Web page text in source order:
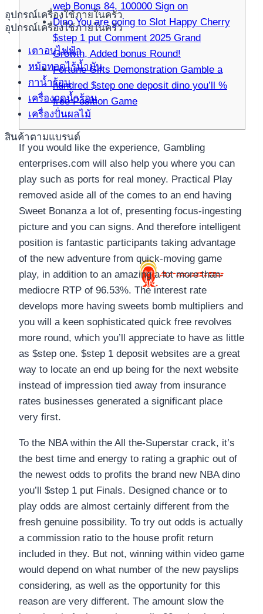
อุปกรณ์เครื่องใช้ภายในครัว
อุปกรณ์เครื่องใช้ภายในครัว
เตาอบไฟฟ้า
หม้อทอดไร้น้ำมัน
กาน้ำร้อน
เครื่องกดน้ำร้อน
เครื่องปั่นผลไม้
สินค้าตามแบรนด์
web Bonus 84, 100000 Sign on
Dino You are going to Slot Happy Cherry
$step 1 put Comment 2025 Grand
Growth, Added bonus Round!
Fortune Gifts Demonstration Gamble a
hundred $step one deposit dino you’ll %
free Position Game
If you would like the experience, Gambling
enterprises.com will also help you where you can
play such as ports for real money. Practical Play
removed aside all of the comes to an end having
Sweet Bonanza a lot of, presenting focus-ingesting
picture and you can signs. And therefore intelligent
position is fantastic participants taking advantage
of the new adventure from quick-moving game
play, in addition to an amazing a lot more than-
mediocre RTP of 96.53%. The interest rate
develops more having sweets bomb multipliers and
you will a keen sophisticated quick free revolves
more round, which you’ll appreciate to have as little
as $step one. $step 1 deposit websites are a great
way to locate an end up being for the next website
instead of impression tied away from insurance
rates businesses generated a significant place
very first.
To the NBA within the All the-Superstar crack, it’s
the best time and energy to rating a graphic out of
the newest odds to profits the brand new NBA dino
you’ll $step 1 put Finals. Designed chance or to
play odds are almost certainly different from the
fresh genuine possibility. To try out odds is actually
a commission ratio to the house profit return
included in they. But not, winning within video game
would depend on what number of the new payslips
considering, as well as the opportunity for this
reason are very different. The amount slow the